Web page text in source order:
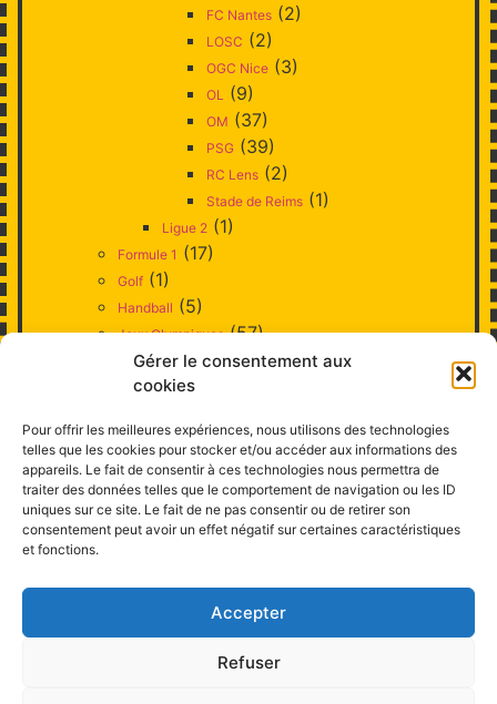
Gérer le consentement aux
cookies
Pour offrir les meilleures expériences, nous utilisons des technologies
telles que les cookies pour stocker et/ou accéder aux informations des
appareils. Le fait de consentir à ces technologies nous permettra de
traiter des données telles que le comportement de navigation ou les ID
uniques sur ce site. Le fait de ne pas consentir ou de retirer son
consentement peut avoir un effet négatif sur certaines caractéristiques
et fonctions.
Accepter
Refuser
FC Nantes (2)
LOSC (2)
OGC Nice (3)
OL (9)
OM (37)
PSG (39)
RC Lens (2)
Stade de Reims (1)
Ligue 2 (1)
Formule 1 (17)
Golf (1)
Handball (5)
Jeux Olympiques(57)
Judo(3)
Natation(10)
(38)
Ski(6)
Tennis(52)
(3)